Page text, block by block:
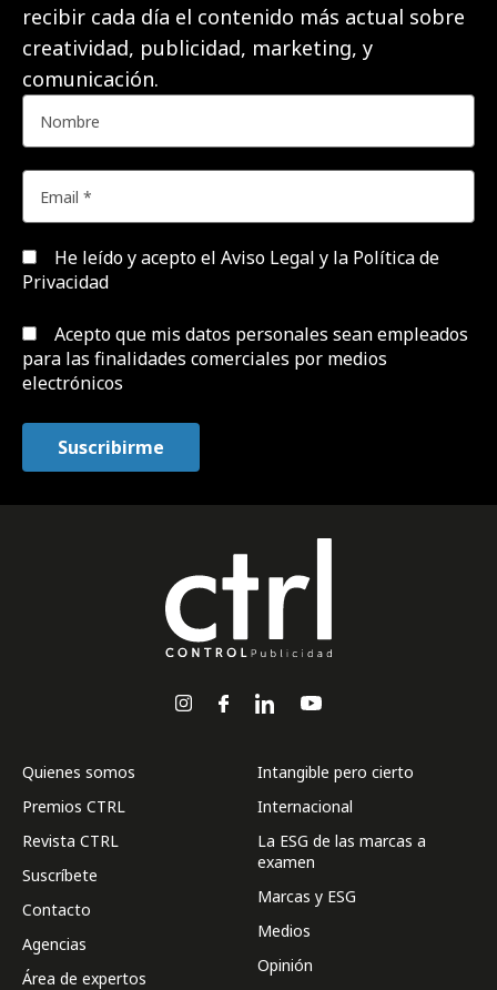
recibir cada día el contenido más actual sobre
creatividad, publicidad, marketing, y
comunicación.
He leído y acepto el Aviso Legal y la Política de
Privacidad
Acepto que mis datos personales sean empleados
para las finalidades comerciales por medios
electrónicos
Quienes somos
Premios CTRL
Revista CTRL
Suscríbete
Contacto
Agencias
Área de expertos
Intangible pero cierto
Internacional
La ESG de las marcas a
examen
Marcas y ESG
Medios
Opinión